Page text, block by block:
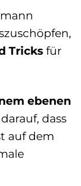
Tricks für
ebenen
dass
auf dem